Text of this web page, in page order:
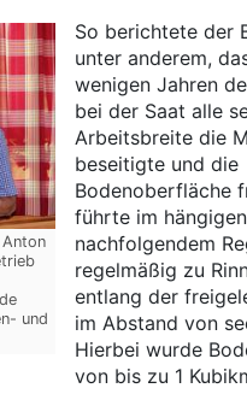
Anton
und
So berichtete der
unter anderem,
wenigen Jahren
bei der Saat alle
Arbeitsbreite die
beseitigte und die
Bodenoberfläche
führte im
nachfolgendem
regelmäßig zu
entlang der
im Abstand von
Hierbei wurde
von bis zu 1